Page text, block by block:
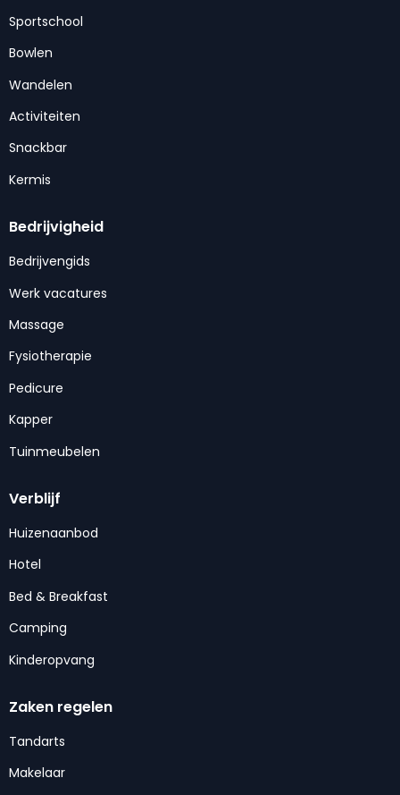
Sportschool
Bowlen
Wandelen
Activiteiten
Snackbar
Kermis
Bedrijvigheid
Bedrijvengids
Werk vacatures
Massage
Fysiotherapie
Pedicure
Kapper
Tuinmeubelen
Verblijf
Huizenaanbod
Hotel
Bed & Breakfast
Camping
Kinderopvang
Zaken regelen
Tandarts
Makelaar